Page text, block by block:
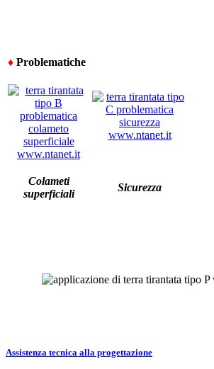
♦ Problematiche
Colameti
superficiali
Sicurezza
Assistenza tecnica alla progettazione